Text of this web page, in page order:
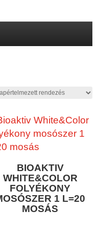
BIOAKTIV
WHITE&COLOR
FOLYÉKONY
1 L=20
MOSÁS